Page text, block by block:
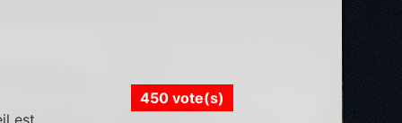
est
450 vote(s)